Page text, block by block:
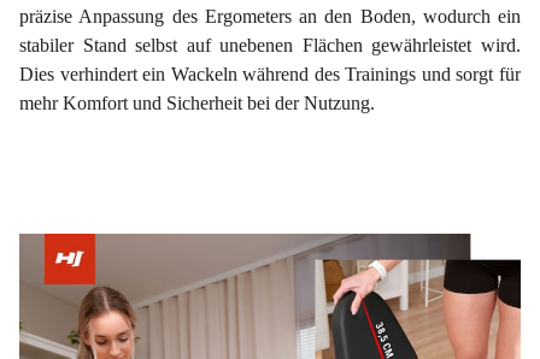
präzise Anpassung des Ergometers an den Boden, wodurch ein
stabiler Stand selbst auf unebenen Flächen gewährleistet wird.
Dies verhindert ein Wackeln während des Trainings und sorgt für
mehr Komfort und Sicherheit bei der Nutzung.